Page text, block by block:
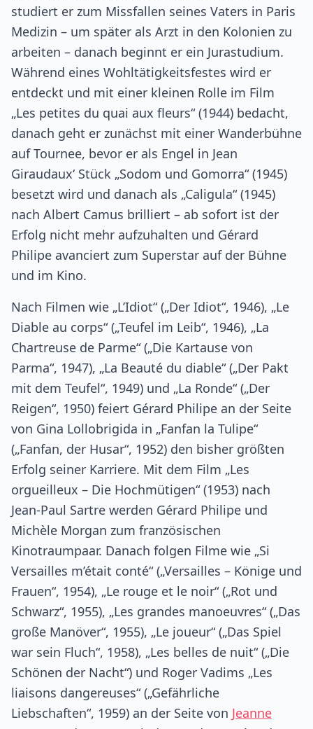
studiert er zum Missfallen seines Vaters in Paris
Medizin – um später als Arzt in den Kolonien zu
arbeiten – danach beginnt er ein Jurastudium.
Während eines Wohltätigkeitsfestes wird er
entdeckt und mit einer kleinen Rolle im Film
„Les petites du quai aux fleurs“ (1944) bedacht,
danach geht er zunächst mit einer Wanderbühne
auf Tournee, bevor er als Engel in Jean
Giraudaux‘ Stück „Sodom und Gomorra“ (1945)
besetzt wird und danach als „Caligula“ (1945)
nach Albert Camus brilliert – ab sofort ist der
Erfolg nicht mehr aufzuhalten und Gérard
Philipe avanciert zum Superstar auf der Bühne
und im Kino.
Nach Filmen wie „L’Idiot“ („Der Idiot“, 1946), „Le
Diable au corps“ („Teufel im Leib“, 1946), „La
Chartreuse de Parme“ („Die Kartause von
Parma“, 1947), „La Beauté du diable“ („Der Pakt
mit dem Teufel“, 1949) und „La Ronde“ („Der
Reigen“, 1950) feiert Gérard Philipe an der Seite
von Gina Lollobrigida in „Fanfan la Tulipe“
(„Fanfan, der Husar“, 1952) den bisher größten
Erfolg seiner Karriere. Mit dem Film „Les
orgueilleux – Die Hochmütigen“ (1953) nach
Jean-Paul Sartre werden Gérard Philipe und
Michèle Morgan zum französischen
Kinotraumpaar. Danach folgen Filme wie „Si
Versailles m’était conté“ („Versailles – Könige und
Frauen“, 1954), „Le rouge et le noir“ („Rot und
Schwarz“, 1955), „Les grandes manoeuvres“ („Das
große Manöver“, 1955), „Le joueur“ („Das Spiel
war sein Fluch“, 1958), „Les belles de nuit“ („Die
Schönen der Nacht“) und Roger Vadims „Les
liaisons dangereuses“ („Gefährliche
Liebschaften“, 1959) an der Seite von Jeanne